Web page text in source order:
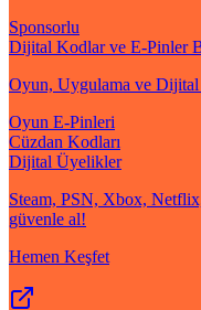
Sponsorlu
Dijital Kodlar ve E-Pinler
Oyun, Uygulama ve
Oyun E-Pinleri
Cüzdan Kodları
Dijital Üyelikler
Steam, PSN, Xbox,
güvenle al!
Hemen Keşfet